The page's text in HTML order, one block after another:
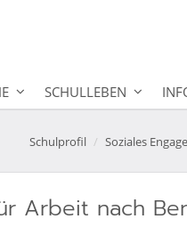
SCHULLEBEN
Schulprofil Soziales
Arbeit nach